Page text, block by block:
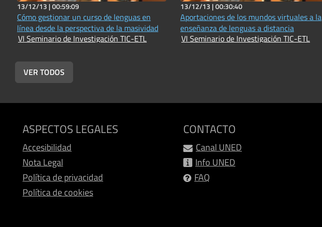
13/12/13 |00:59:09
Cómo gestionar un curso de lenguas en
línea desde la perspectiva de la masividad
VI Seminario de Investigación TIC-ETL
13/12/13 |00:30:40
Aportaciones de los mundos virtuales a la
enseñanza de lenguas a distancia
VI Seminario de Investigación TIC-ETL
VER TODOS
ASPECTOS LEGALES
Accesibilidad
Nota Legal
Política de privacidad
Política de cookies
CONTACTO
Canal UNED
Info UNED
FAQ